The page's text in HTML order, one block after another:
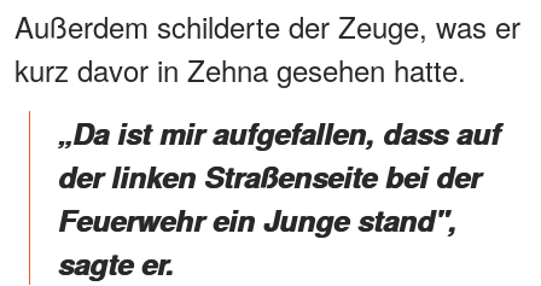
Außerdem schilderte der Zeuge, was er
kurz davor in Zehna gesehen hatte.
„Da ist mir aufgefallen, dass auf
der linken Straßenseite bei der
Feuerwehr ein Junge stand",
sagte er.